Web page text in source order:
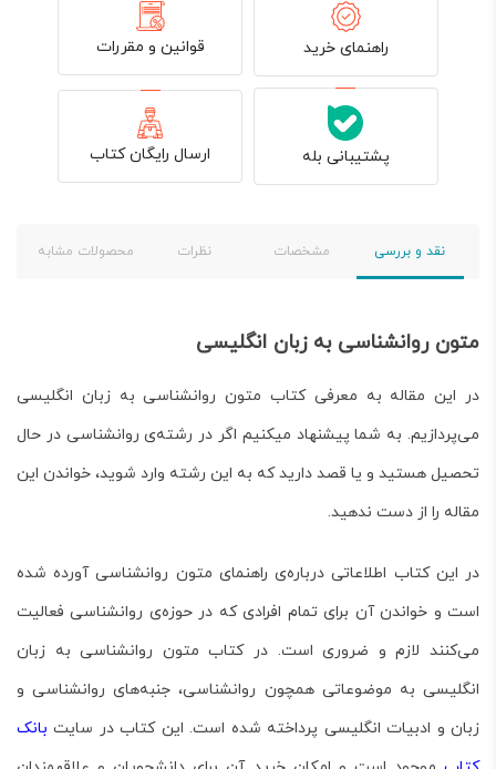
راهنمای خرید قوانین و مقررات
پشتیبانی بله ارسال رایگان کتاب
نقد و بررسی مشخصات نظرات محصولات مشابه
متون روانشناسی به زبان انگلیسی
در این مقاله به معرفی کتاب متون روانشناسی به زبان انگلیسی
می‌پردازیم. به شما پیشنهاد میکنیم اگر در رشته‌ی روانشناسی در حال
تحصیل هستید و یا قصد دارید که به این رشته وارد شوید، خواندن این
مقاله را از دست ندهید.
در این کتاب اطلاعاتی درباره‌ی راهنمای متون روانشناسی آورده شده
است و خواندن آن برای تمام افرادی که در حوزه‌ی روانشناسی فعالیت
می‌کنند لازم و ضروری است. در کتاب متون روانشناسی به زبان
انگلیسی به موضوعاتی همچون روانشناسی، جنبه‌های روانشناسی و
زبان و ادبیات انگلیسی پرداخته شده است. این کتاب در سایت بانک